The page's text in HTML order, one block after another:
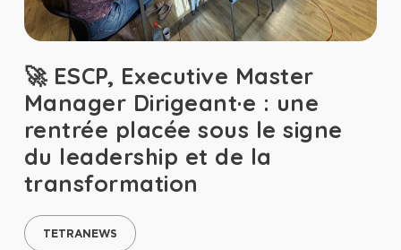
🚀 ESCP, Executive Master
Manager Dirigeant·e : une
rentrée placée sous le signe
du leadership et de la
transformation
TETRANEWS